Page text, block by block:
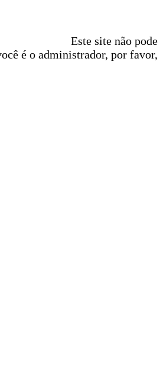
Este site não
é o administrador, por